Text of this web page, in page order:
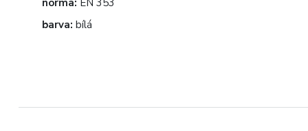
norma: EN 353
barva: bílá